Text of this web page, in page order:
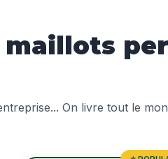
On livre tout le